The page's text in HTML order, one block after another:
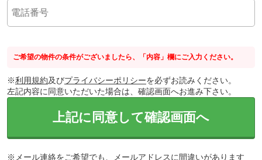
ご希望の物件の条件がございましたら、「内容」欄にご入力ください。
※利用規約及びプライバシーポリシーを必ずお読みください。
左記内容に同意いただいた場合は、確認画面へお進み下さい。
上記に同意して確認画面へ
※メール連絡をご希望でも、メールアドレスに間違いがあります